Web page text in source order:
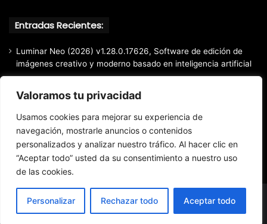
Valoramos tu privacidad
Usamos cookies para mejorar su experiencia de
navegación, mostrarle anuncios o contenidos
personalizados y analizar nuestro tráfico. Al hacer clic en
“Aceptar todo” usted da su consentimiento a nuestro uso
de las cookies.
Personalizar Rechazar todo Aceptar todo
Entradas Recientes:
Luminar Neo (2026) v1.28.0.17626, Software de edición de
imágenes creativo y moderno basado en inteligencia artificial
cambiar el tamaño de imágenes muy fácil y rápidamente
Google Chrome (2026) v151.0.7922.109 Estable [Instalador
EdrawMax (2026) v15.2.9.1577, Herramienta profesional de
diagramación todo en uno
© Copyright 2016 - 2026 Todos los derechos reservados.